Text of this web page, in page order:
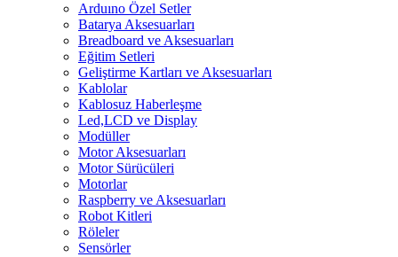
Arduıno Özel Setler
Batarya Aksesuarları
Breadboard ve Aksesuarları
Eğitim Setleri
Geliştirme Kartları ve Aksesuarları
Kablolar
Kablosuz Haberleşme
Led,LCD ve Display
Modüller
Motor Aksesuarları
Motor Sürücüleri
Motorlar
Raspberry ve Aksesuarları
Robot Kitleri
Röleler
Sensörler